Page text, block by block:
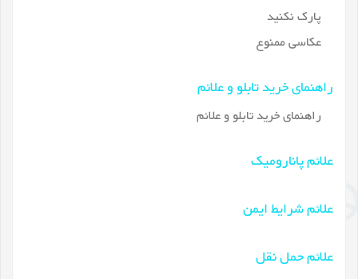
پارک نکنید
عکاسی ممنوع
راهنمای خرید تابلو و علائم
راهنمای خرید تابلو و علائم
علائم پانارومیک
علائم شرایط ایمن
علائم حمل نقل